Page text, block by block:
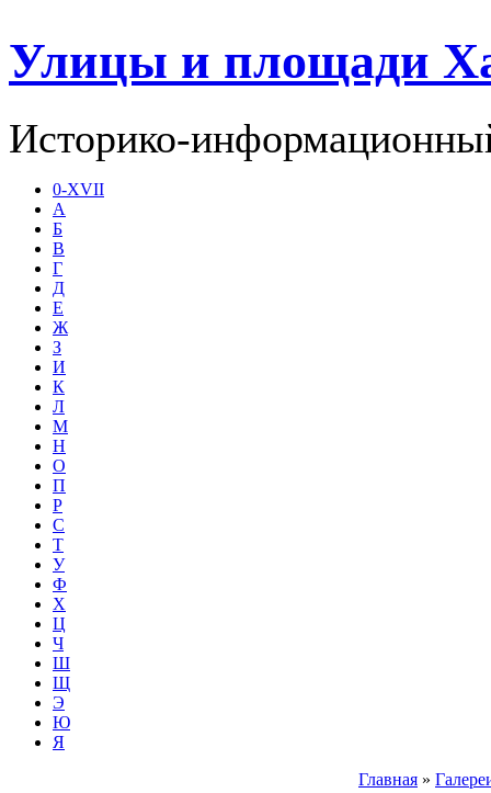
Улицы и площади
Историко-
0-XVII
А
Б
В
Г
Д
Е
Ж
З
И
К
Л
М
Н
О
П
Р
С
Т
У
Ф
Х
Ц
Ч
Ш
Щ
Э
Ю
Я
Главная »